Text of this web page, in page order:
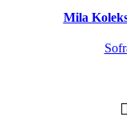
Mila